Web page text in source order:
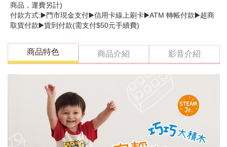
商品，運費另計)
付款方式:▶️門市現金支付▶️信用卡線上刷卡▶️ATM 轉帳付款▶️超商
取貨付款▶️貨到付款(需支付$50元手續費)
商品特色 商品介紹 影音介紹